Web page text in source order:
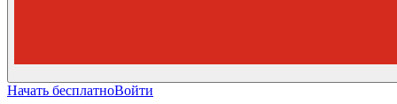
Начать бесплатноВойти